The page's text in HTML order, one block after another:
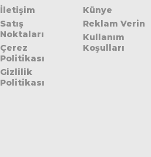
İletişim
Satış
Noktaları
Çerez
Politikası
Gizlilik
Politikası
Künye
Reklam Verin
Kullanım
Koşulları